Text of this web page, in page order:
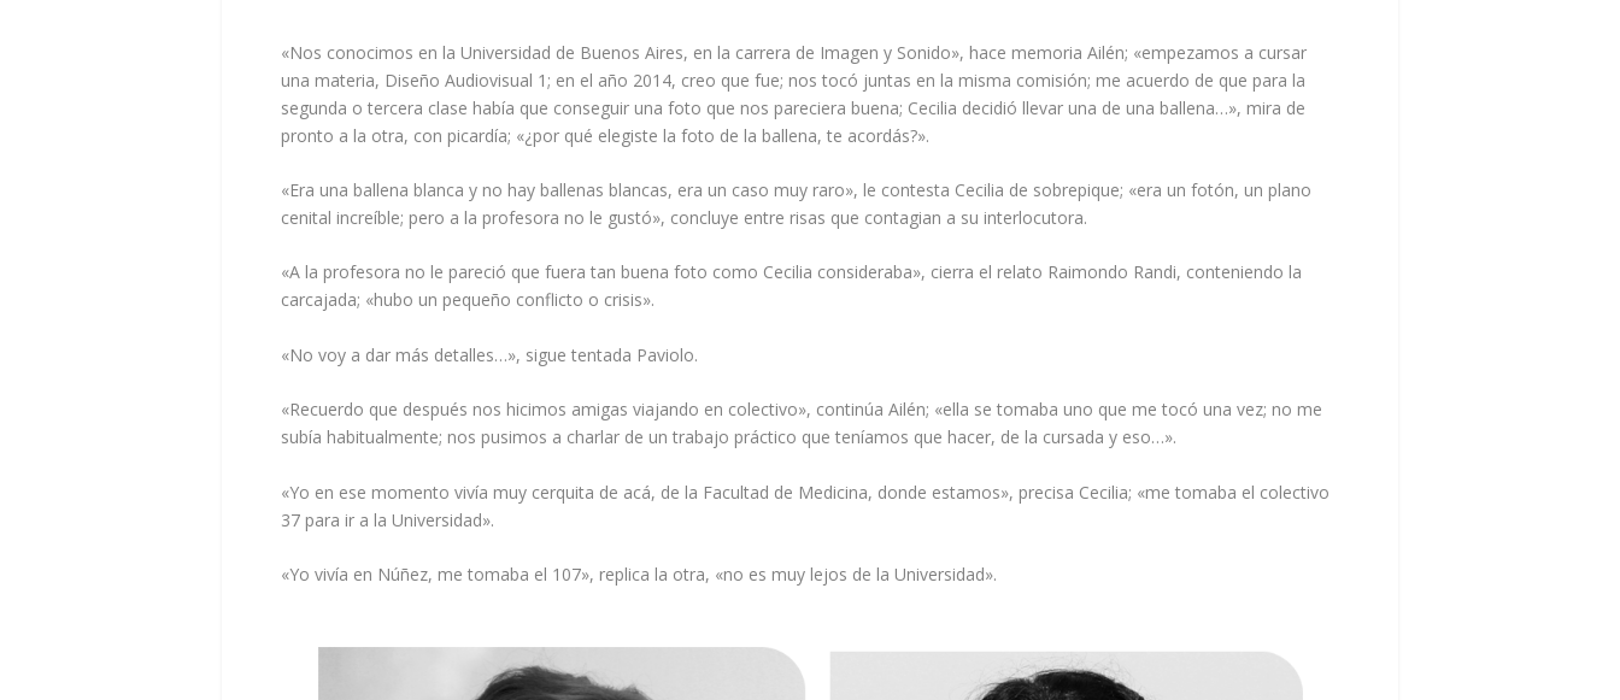
«Nos conocimos en la Universidad de Buenos Aires, en la carrera de Imagen y Sonido», hace memoria Ailén; «empezamos a cursar
una materia, Diseño Audiovisual 1; en el año 2014, creo que fue; nos tocó juntas en la misma comisión; me acuerdo de que para la
segunda o tercera clase había que conseguir una foto que nos pareciera buena; Cecilia decidió llevar una de una ballena…», mira de
pronto a la otra, con picardía; «¿por qué elegiste la foto de la ballena, te acordás?».
«Era una ballena blanca y no hay ballenas blancas, era un caso muy raro», le contesta Cecilia de sobrepique; «era un fotón, un plano
cenital increíble; pero a la profesora no le gustó», concluye entre risas que contagian a su interlocutora.
«A la profesora no le pareció que fuera tan buena foto como Cecilia consideraba», cierra el relato Raimondo Randi, conteniendo la
carcajada; «hubo un pequeño conflicto o crisis».
«No voy a dar más detalles…», sigue tentada Paviolo.
«Recuerdo que después nos hicimos amigas viajando en colectivo», continúa Ailén; «ella se tomaba uno que me tocó una vez; no me
subía habitualmente; nos pusimos a charlar de un trabajo práctico que teníamos que hacer, de la cursada y eso…».
«Yo en ese momento vivía muy cerquita de acá, de la Facultad de Medicina, donde estamos», precisa Cecilia; «me tomaba el colectivo
37 para ir a la Universidad».
«Yo vivía en Núñez, me tomaba el 107», replica la otra, «no es muy lejos de la Universidad».